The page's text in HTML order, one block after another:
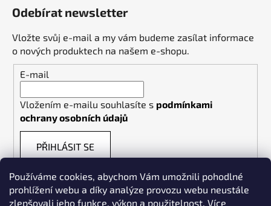
Používáme cookies, abychom Vám umožnili pohodlné
prohlížení webu a díky analýze provozu webu neustále
zlepšovali jeho funkce, výkon a použitelnost. Více
Odebírat newsletter
Vložte svůj e-mail a my vám budeme zasílat informace
o nových produktech na našem e-shopu.
E-mail
Vložením e-mailu souhlasíte s podmínkami
ochrany osobních údajů
PŘIHLÁSIT SE